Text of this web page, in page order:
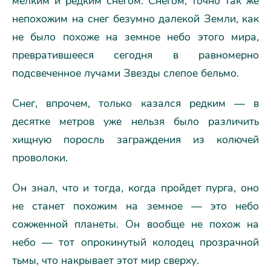
непохожим на снег безумно далекой Земли, как
не было похоже на земное небо этого мира,
превратившееся сегодня в равномерно
подсвеченное лучами Звезды слепое бельмо.
Снег, впрочем, только казался редким — в
десятке метров уже нельзя было различить
хищную поросль заграждения из колючей
проволоки.
Он знал, что и тогда, когда пройдет пурга, оно
не станет похожим на земное — это небо
сожженной планеты. Он вообще не похож на
небо — тот опрокинутый колодец прозрачной
тьмы, что накрывает этот мир сверху.